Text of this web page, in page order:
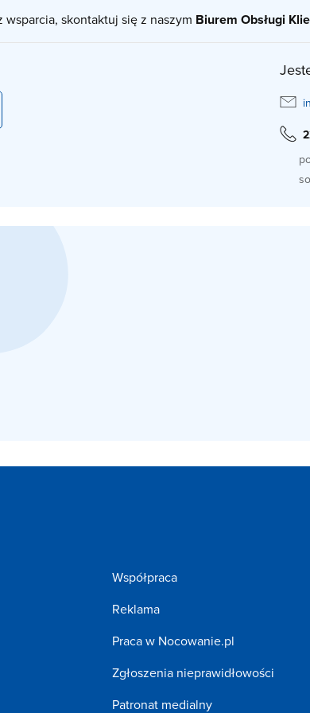
skontaktuj się z naszym Biurem Obsługi
Współpraca
Reklama
Praca w Nocowanie.pl
Zgłoszenia nieprawidłowości
Patronat medialny